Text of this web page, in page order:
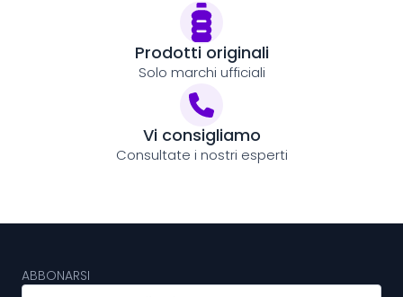
Prodotti originali
Solo marchi ufficiali
Vi consigliamo
Consultate i nostri esperti
ABBONARSI